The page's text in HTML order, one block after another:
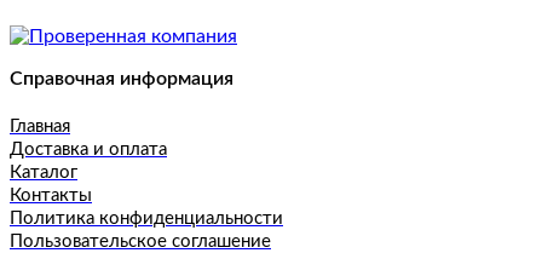
Справочная информация
Главная
Доставка и оплата
Каталог
Контакты
Политика конфиденциальности
Пользовательское соглашение